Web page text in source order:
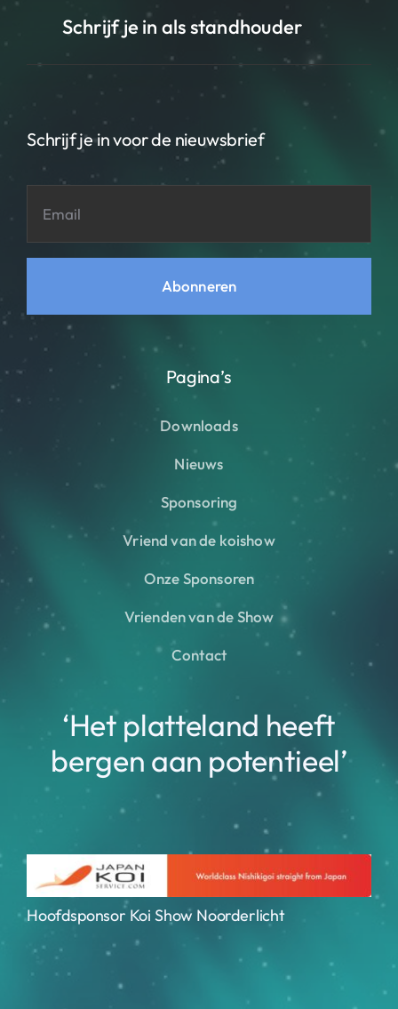
Schrijf je in als standhouder
Schrijf je in voor de nieuwsbrief
Abonneren
Pagina’s
Downloads
Nieuws
Sponsoring
Vriend van de koishow
Onze Sponsoren
Vrienden van de Show
Contact
‘Het platteland heeft
bergen aan potentieel’
Hoofdsponsor Koi Show Noorderlicht